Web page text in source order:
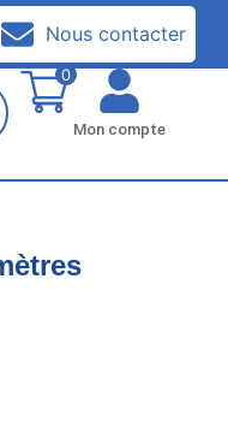
Nous contacter
0
Mon compte